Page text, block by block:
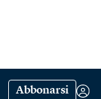
Abbonarsi